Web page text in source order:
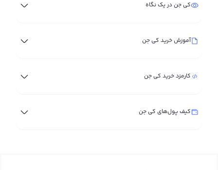
کي جن در یک نگاه
آموزش خرید کي جن
کارمزد خرید کي جن
کیف پول‌های کي جن